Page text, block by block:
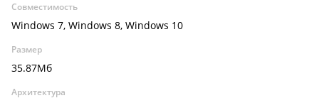
Совместимость
Windows 7, Windows 8, Windows 10
Размер
35.87Мб
Архитектура